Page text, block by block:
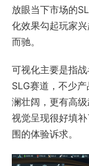
放眼当下市场的
化效果勾起玩家
而驰。
可视化主要是指
SLG赛道，不少
澜壮阔，更有高
视觉呈现很好填
围的体验诉求。